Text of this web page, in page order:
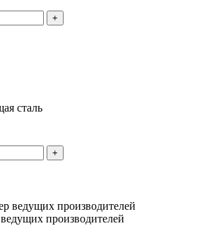
+
+
ведущих производителей